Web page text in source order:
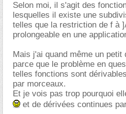
Selon moi, il s'agit des
lesquelles il existe une
telles que la restriction de f à
prolongeable en une
Mais j'ai quand même un petit
parce que le problème en
telles fonctions sont
par morceaux.
Et je vois pas trop pourquoi
et de dérivées continues